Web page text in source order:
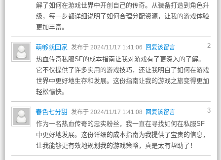
解了如何在游戏世界中开创自己的传奇。从装备打造到角色升
级，每一步都详细说明了如何合理分配资源，让我的游戏体验
更加丰富。
2
萌够就回家 发布于 2024/11/17 1:41:06 回复该留言
热血传奇私服SF的成本指南让我对游戏有了更深入的了解。
它不仅提供了许多实用的游戏技巧，还让我明白了如何在游戏
世界中更好地生存和发展。这份指南让我的游戏之旅变得更加
轻松愉快。
3
春色七分甜 发布于 2024/11/17 1:41:08 回复该留言
作为一名热血传奇的忠实粉丝，我一直在寻找如何在私服SF
中更好地发展。这份详细的成本指南为我提供了宝贵的信息，
让我能够更有效地规划我的游戏策略，真是太有帮助了！